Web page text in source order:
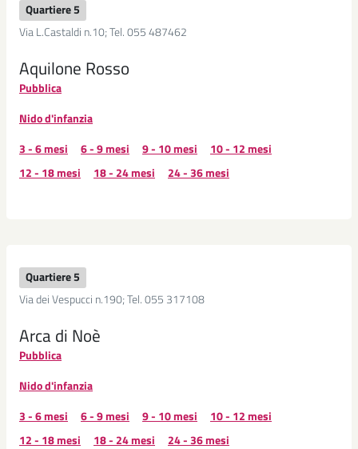
Quartiere 5
Via L.Castaldi n.10; Tel. 055 487462
Aquilone Rosso
Pubblica
Nido d'infanzia
3 - 6 mesi
6 - 9 mesi 9 - 10 mesi
10 - 12 mesi
12 - 18 mesi
18 - 24 mesi 24 - 36 mesi
Quartiere 5
Via dei Vespucci n.190; Tel. 055 317108
Arca di Noè
Pubblica
Nido d'infanzia
3 - 6 mesi
6 - 9 mesi 9 - 10 mesi
10 - 12 mesi
12 - 18 mesi
18 - 24 mesi 24 - 36 mesi